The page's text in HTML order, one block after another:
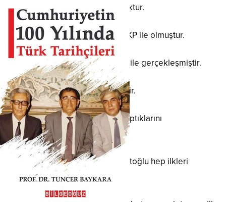
tarihinde yapılan hiçbir hizmet yoktur.
Ne kadar eser ve hizmet varsa AKP ile olmuştur.
Bu hizmetlerin ilkleri de hep AKP ile gerçekleşmiştir.
Bunlara göre AKP ilklerin partisidir.
Ve bunlar her yerde hep ilkleri yaptıklarını
söylemektedirler.
Evet, doğrudur; Erdoğan ve Davutoğlu hep ilkleri
gerçekleştirmiştir.